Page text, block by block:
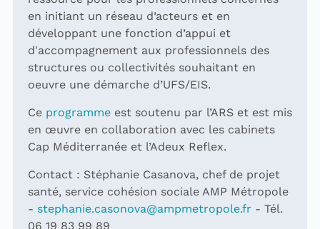
en initiant un réseau d’acteurs et en
développant une fonction d’appui et
d'accompagnement aux professionnels des
structures ou collectivités souhaitant en
oeuvre une démarche d’UFS/EIS.
Ce programme est soutenu par l’ARS et est mis
en œuvre en collaboration avec les cabinets
Cap Méditerranée et l’Adeux Reflex.
Contact : Stéphanie Casanova, chef de projet
santé, service cohésion sociale AMP Métropole
- stephanie.casonova@ampmetropole.fr - Tél.
06 19 83 99 89